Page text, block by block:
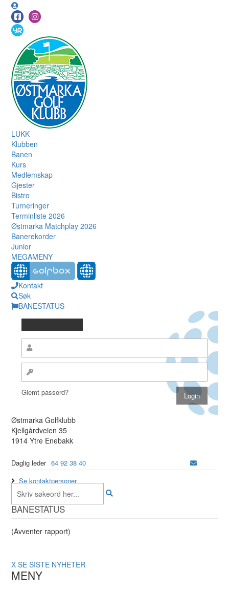
LUKK
Klubben
Banen
Kurs
Medlemskap
Gjester
Bistro
Turneringer
Terminliste 2026
Østmarka Matchplay 2026
Banerekorder
Junior
MEGAMENY
Kontakt
Søk
BANESTATUS
Glemt passord?
Østmarka Golfklubb
Kjellgårdveien 35
1914 Ytre Enebakk
Daglig leder 64 92 38 40
Se kontaktpersoner
BANESTATUS
(Avventer rapport)
X SE SISTE NYHETER
MENY